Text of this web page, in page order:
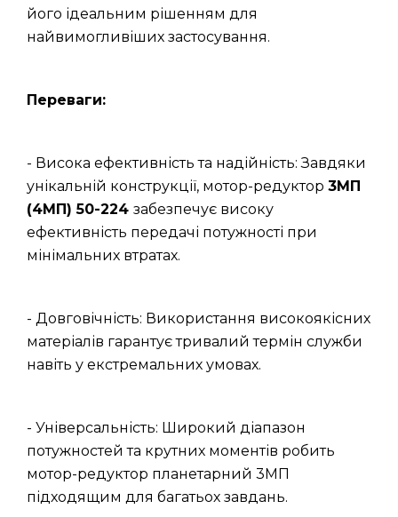
його ідеальним рішенням для
найвимогливіших застосування.
Переваги:
- Висока ефективність та надійність: Завдяки
унікальній конструкції, мотор-редуктор 3МП
(4МП) 50-224 забезпечує високу
ефективність передачі потужності при
мінімальних втратах.
- Довговічність: Використання високоякісних
матеріалів гарантує тривалий термін служби
навіть у екстремальних умовах.
- Універсальність: Широкий діапазон
потужностей та крутних моментів робить
мотор-редуктор планетарний 3МП
підходящим для багатьох завдань.